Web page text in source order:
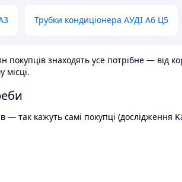
Трубки кондиціонера АУДІ А6 Ц5
знаходять усе потрібне — від
місці.
— так кажуть самі покупці (дослідження